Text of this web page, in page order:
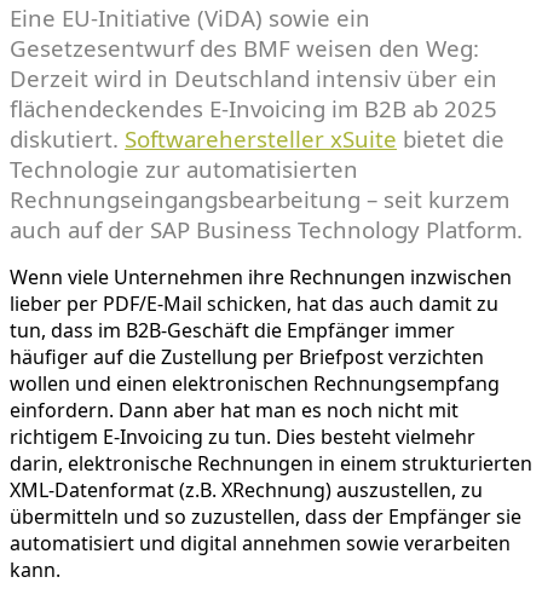
Eine EU-Initiative (ViDA) sowie ein
Gesetzesentwurf des BMF weisen den Weg:
Derzeit wird in Deutschland intensiv über ein
flächendeckendes E-Invoicing im B2B ab 2025
diskutiert. Softwarehersteller xSuite bietet die
Technologie zur automatisierten
Rechnungseingangsbearbeitung – seit kurzem
auch auf der SAP Business Technology Platform.
Wenn viele Unternehmen ihre Rechnungen inzwischen
lieber per PDF/E-Mail schicken, hat das auch damit zu
tun, dass im B2B-Geschäft die Empfänger immer
häufiger auf die Zustellung per Briefpost verzichten
wollen und einen elektronischen Rechnungsempfang
einfordern. Dann aber hat man es noch nicht mit
richtigem E-Invoicing zu tun. Dies besteht vielmehr
darin, elektronische Rechnungen in einem strukturierten
XML-Datenformat (z.B. XRechnung) auszustellen, zu
übermitteln und so zuzustellen, dass der Empfänger sie
automatisiert und digital annehmen sowie verarbeiten
kann.